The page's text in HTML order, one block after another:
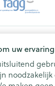
uw